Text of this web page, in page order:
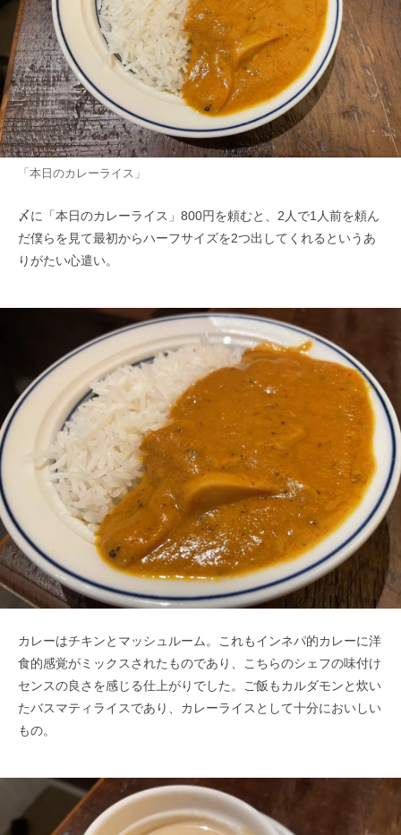
「本日のカレーライス」
〆に「本日のカレーライス」800円を頼むと、2人で1人前を頼ん
だ僕らを見て最初からハーフサイズを2つ出してくれるというあ
りがたい心遣い。
カレーはチキンとマッシュルーム。これもインネパ的カレーに洋
食的感覚がミックスされたものであり、こちらのシェフの味付け
センスの良さを感じる仕上がりでした。ご飯もカルダモンと炊い
たバスマティライスであり、カレーライスとして十分においしい
もの。